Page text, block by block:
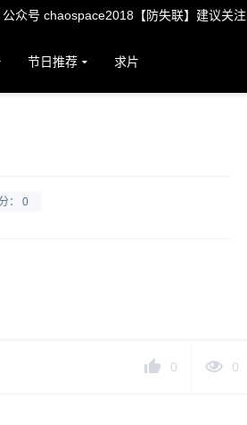
众号 chaospace2018【防失联】建议关注
节日推荐 求片
： 0
0 0